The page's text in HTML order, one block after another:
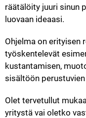
räätälöity juuri sinun
luovaan ideaasi.
Ohjelma on erityisen
työskentelevät
kustantamisen,
sisältöön
Olet tervetullut
yritystä vai oletko